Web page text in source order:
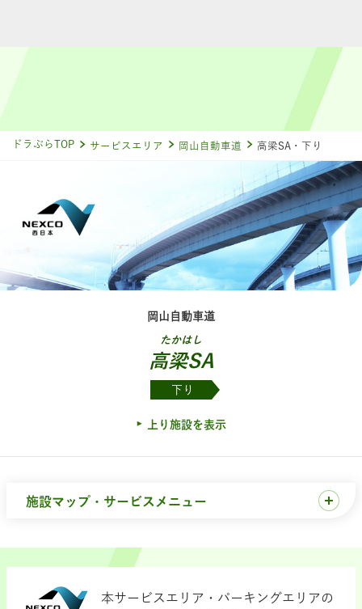
ドラぷらTOP サービスエリア 岡山自動車道 高梁SA・下り
岡山自動車道
たかはし
高梁SA
下り
上り施設を表示
施設マップ・サービスメニュー
本サービスエリア・パーキングエリアの